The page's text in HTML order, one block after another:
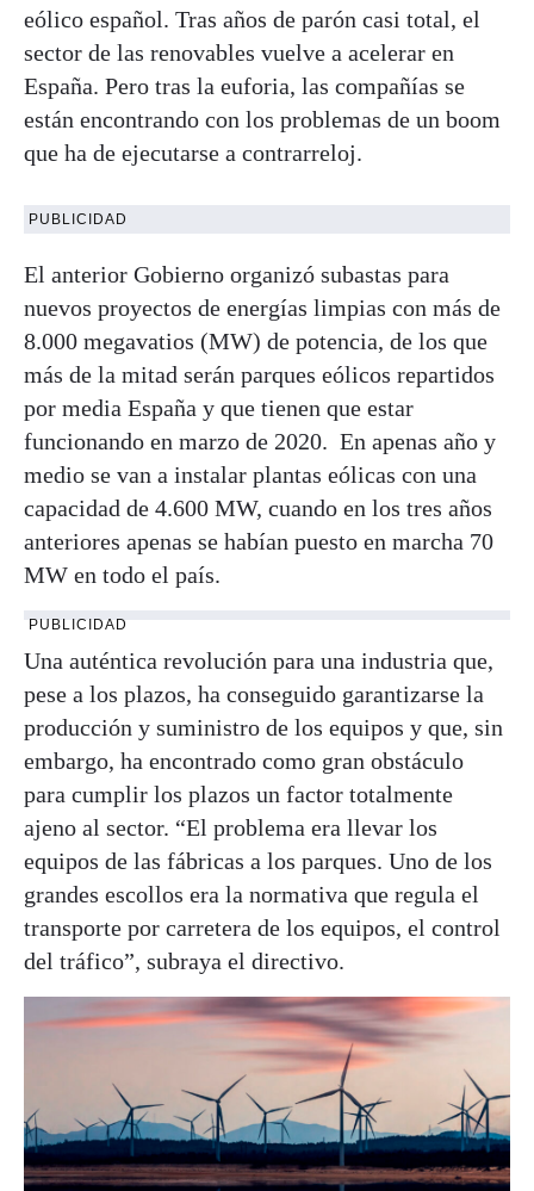
eólico español. Tras años de parón casi total, el
sector de las renovables vuelve a acelerar en
España. Pero tras la euforia, las compañías se
están encontrando con los problemas de un boom
que ha de ejecutarse a contrarreloj.
PUBLICIDAD
El anterior Gobierno organizó subastas para
nuevos proyectos de energías limpias con más de
8.000 megavatios (MW) de potencia, de los que
más de la mitad serán parques eólicos repartidos
por media España y que tienen que estar
funcionando en marzo de 2020. En apenas año y
medio se van a instalar plantas eólicas con una
capacidad de 4.600 MW, cuando en los tres años
anteriores apenas se habían puesto en marcha 70
MW en todo el país.
PUBLICIDAD
Una auténtica revolución para una industria que,
pese a los plazos, ha conseguido garantizarse la
producción y suministro de los equipos y que, sin
embargo, ha encontrado como gran obstáculo
para cumplir los plazos un factor totalmente
ajeno al sector. “El problema era llevar los
equipos de las fábricas a los parques. Uno de los
grandes escollos era la normativa que regula el
transporte por carretera de los equipos, el control
del tráfico”, subraya el directivo.